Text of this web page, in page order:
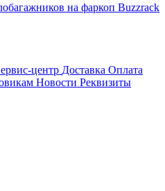
на фаркоп Buzzrack
центр Доставка Оплата
Новости Реквизиты